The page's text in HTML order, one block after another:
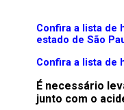
Confira a lista de
estado de São
Confira a lista de
É necessário
junto com o